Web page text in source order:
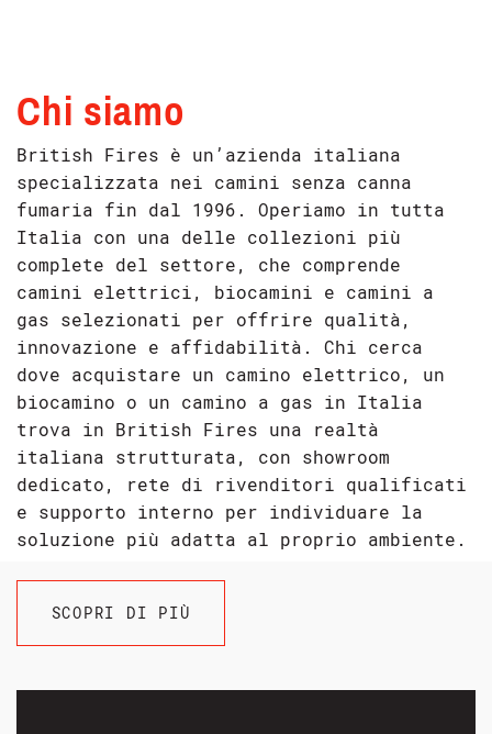
Chi siamo
British Fires è un’azienda italiana
specializzata nei camini senza canna
fumaria fin dal 1996.
Operiamo in tutta
Italia con una delle collezioni più
complete del settore, che comprende
camini elettrici, biocamini e camini a
gas selezionati per offrire qualità,
innovazione e affidabilità.
Chi cerca
dove acquistare un camino elettrico, un
biocamino o un camino a gas in Italia
trova in British Fires una realtà
italiana strutturata, con showroom
dedicato, rete di rivenditori qualificati
e supporto interno per individuare la
soluzione più adatta al proprio ambiente.
SCOPRI DI PIÙ